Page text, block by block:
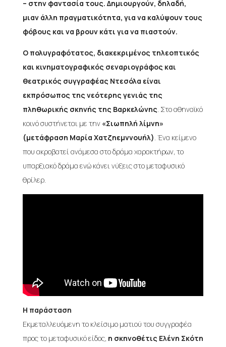
– στην φαντασία τους. Δημιουργούν, δηλαδή,
μιαν άλλη πραγματικότητα, για να καλύψουν τους
φόβους και να βρουν κάτι για να πιαστούν.
Ο πολυγραφότατος, διακεκριμένος τηλεοπτικός
και κινηματογραφικός σεναριογράφος και
θεατρικός συγγραφέας Ντεσόλα είναι
εκπρόσωπος της νεότερης γενιάς της
πληθωρικής σκηνής της Βαρκελώνης. Στο αθηναϊκό
κοινό συστήνεται με την «Σιωπηλή λίμνη»
(μετάφραση Μαρία Χατζηεμννουήλ). Ένα κείμενο
που ακροβατεί ανάμεσα στο δράμα χαρακτήρων, το
υπαρξιακό δράμα ενώ κάνει νύξεις στο μεταφυσικό
θρίλερ.
H παράσταση
Εκμεταλλευόμενη το κλείσιμο ματιού του συγγραφέα
προς το μεταφυσικό είδος, η σκηνοθέτις Ελένη Σκότη